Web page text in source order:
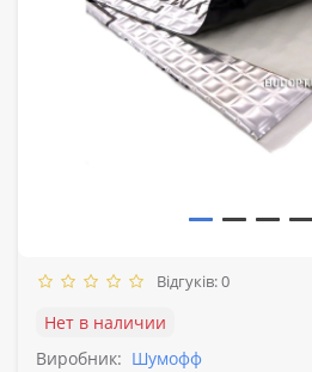
Відгуків: 0
Нет в наличии
Виробник: Шумофф